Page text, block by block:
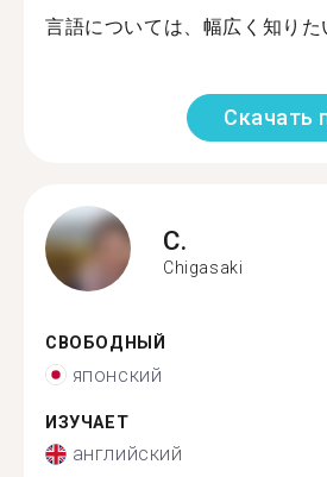
言語については、幅広く知りた
Скачать
C.
Chigasaki
СВОБОДНЫЙ
японский
ИЗУЧАЕТ
английский